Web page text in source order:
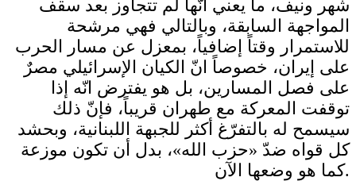
شهر ونيف، ما يعني انّها لم تتجاوز بعد سقف
المواجهة السابقة، وبالتالي فهي مرشحة
للاستمرار وقتاً إضافياً، بمعزل عن مسار الحرب
على إيران، خصوصاً انّ الكيان الإسرائيلي مصرٌ
على فصل المسارين، بل هو يفترض انّه إذا
توقفت المعركة مع طهران قريباً، فإنّ ذلك
سيسمح له بالتفرّغ أكثر للجبهة اللبنانية، وبحشد
كل قواه ضدّ «حزب الله»، بدل أن تكون موزعة
كما هو وضعها الآن.